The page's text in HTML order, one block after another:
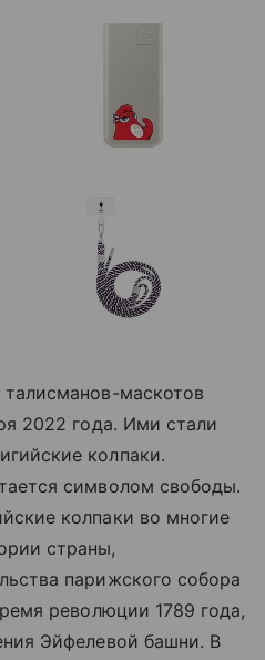
маскотов
2022 года. Ими стали
колпаки.
символом свободы.
колпаки во многие
страны,
парижского собора
революции 1789 года,
Эйфелевой башни. В